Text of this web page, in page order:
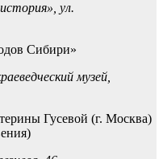
ул.
Сибири»
музей,
Гусевой (г. Москва)